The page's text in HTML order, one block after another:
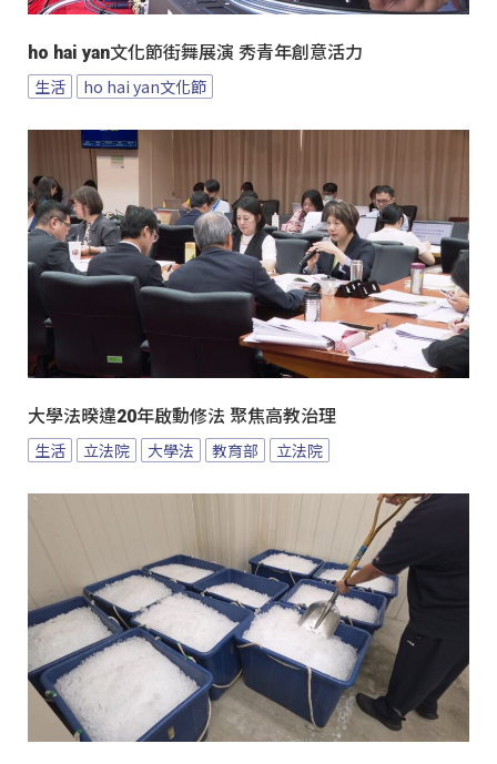
ho hai yan文化節街舞展演 秀青年創意活力
生活 ho hai yan文化節
大學法暌違20年啟動修法 聚焦高教治理
生活 立法院 大學法 教育部 立法院